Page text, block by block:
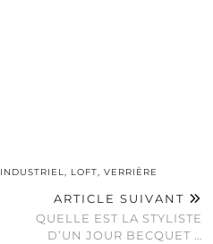
INDUSTRIEL, LOFT, VERRIÈRE
ARTICLE SUIVANT
QUELLE EST LA STYLISTE
D’UN JOUR BECQUET …